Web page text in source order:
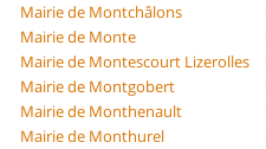
Mairie de Montchâlons
Mairie de Monte
Mairie de Montescourt Lizerolles
Mairie de Montgobert
Mairie de Monthenault
Mairie de Monthurel